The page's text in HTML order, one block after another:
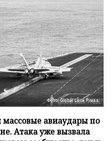
Фото: Global Look Press
авиаудары по
Атака уже вызвала